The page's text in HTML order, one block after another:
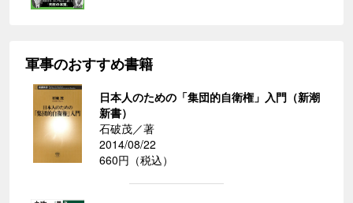
軍事のおすすめ書籍
日本人のための「集団的自衛権」入門（新潮
新書）
石破茂／著
2014/08/22
660円（税込）